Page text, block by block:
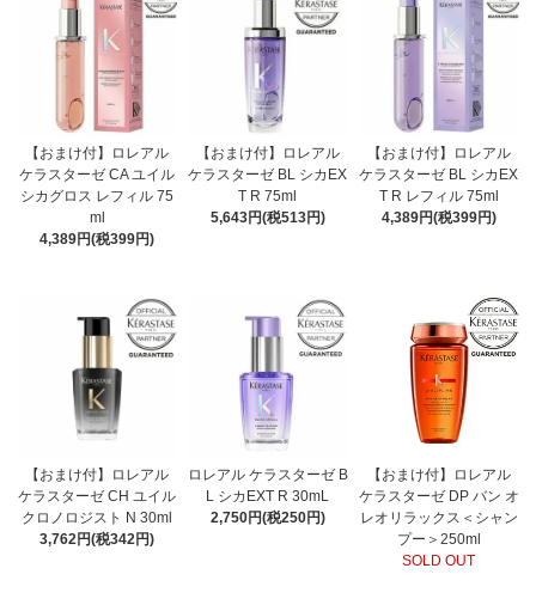
【おまけ付】ロレアル
ケラスターゼ CA ユイル
シカグロス レフィル 75
ml
4,389円(税399円)
【おまけ付】ロレアル
ケラスターゼ BL シカEX
T R 75ml
5,643円(税513円)
【おまけ付】ロレアル
ケラスターゼ BL シカEX
T R レフィル 75ml
4,389円(税399円)
【おまけ付】ロレアル
ケラスターゼ CH ユイル
クロノロジスト N 30ml
3,762円(税342円)
ロレアル ケラスターゼ B
L シカEXT R 30mL
2,750円(税250円)
【おまけ付】ロレアル
ケラスターゼ DP バン オ
レオリラックス＜シャン
プー＞250ml
SOLD OUT